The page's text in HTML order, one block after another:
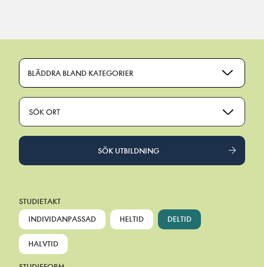
BLÄDDRA BLAND KATEGORIER
SÖK ORT
SÖK UTBILDNING
STUDIETAKT
INDIVIDANPASSAD
HELTID DELTID
HALVTID